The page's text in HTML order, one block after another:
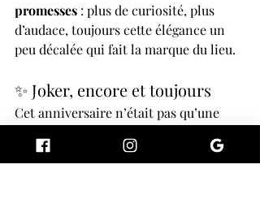
promesses : plus de curiosité, plus
d’audace, toujours cette élégance un
peu décalée qui fait la marque du lieu.
✨ Joker, encore et toujours
Cet anniversaire n’était pas qu’une
faire des cocktails, oui, mais surtout